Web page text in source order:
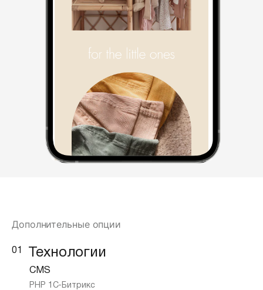
Дополнительные опции
01 Технологии
CMS
PHP 1C-Битрикс